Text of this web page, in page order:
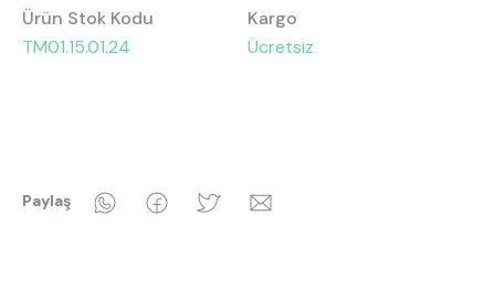
Ürün Stok Kodu
TM01.15.01.24
Kargo
Ücretsiz
Paylaş WhatsAppFacebookTwitter